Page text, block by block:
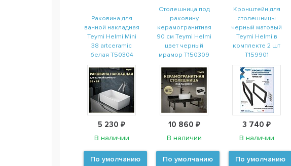
Раковина для
ванной накладная
Teymi Helmi Mini
38 artceramic
белая T50304
5 230 ₽
В наличии
По умолчанию
Столешница под
раковину
керамогранитная
90 см Teymi Helmi
цвет черный
мрамор T150309
10 860 ₽
В наличии
По умолчанию
Кронштейн для
столешницы
черный матовый
Teymi Helmi в
комплекте 2 шт
T159901
3 740 ₽
В наличии
По умолчанию